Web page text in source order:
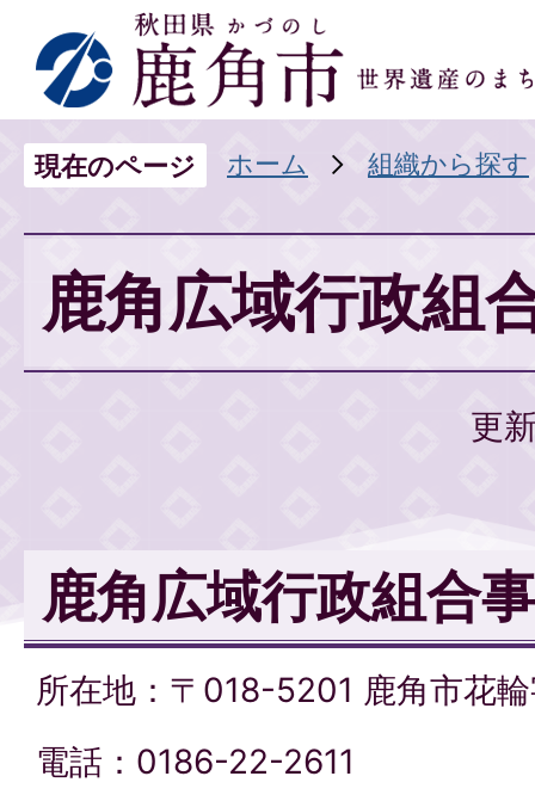
現在のページ ホーム 組織から探す
鹿角広域行政組
更
鹿角広域行政組合
所在地：〒018-5201 鹿角市花
電話：0186-22-2611